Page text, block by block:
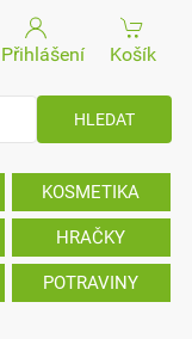
Přihlášení Košík
KOSMETIKA
HRAČKY
POTRAVINY